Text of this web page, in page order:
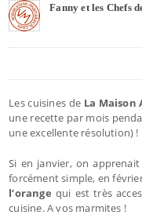
Fanny et les Chefs
Les cuisines deLa Maison
une recette par mois
une excellente résolution)
Si en janvier, on
forcément simple, en
l’orange qui est très
cuisine. A vos marmites !